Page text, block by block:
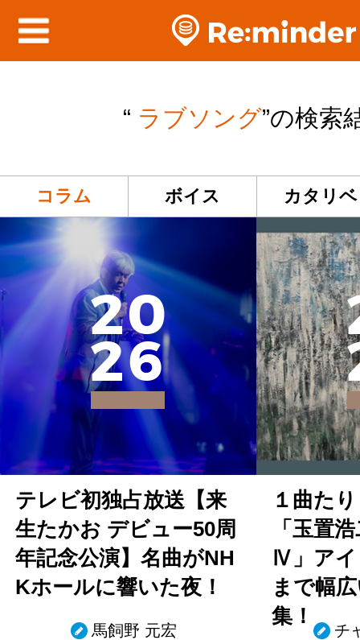
“ ラブソング”の検索
コラム ボイス カタリベ
20
26
テレビ初独占放送【来
生たかお デビュー50周
年記念公演】名曲がNH
Kホールに響いた夜！
馬飼野 元宏
１曲た
「玉置
Ⅳ」アイ
まで幅
集！
チ